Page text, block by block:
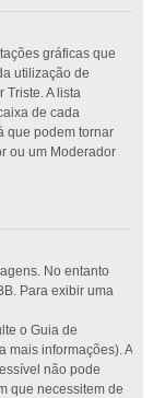
gráficas que
utilização de
Triste. A lista
de cada
que podem tornar
ou um Moderador
No entanto
Para exibir uma
o Guia de
mais informações). A
não pode
que necessitem de